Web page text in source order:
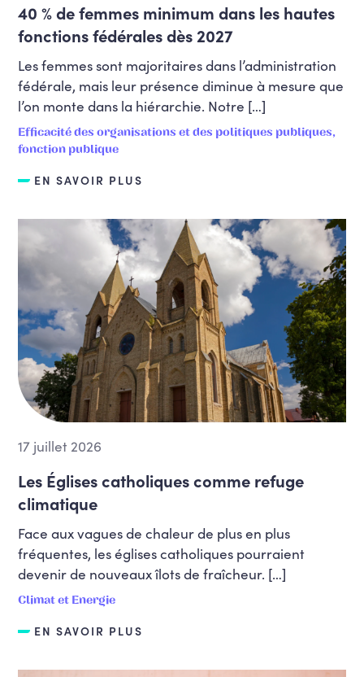
Fiscalité et pouvoir d'achat
FWB
Innovation et digitalisation
Jeunesse
Justice, médiation et aide à la jeunesse
Logement
Médias
Mobilité et travaux publics
Numérique et intelligence artificielle
Pensions
Podcast
Pouvoirs locaux
Relations Internationales et
coopération
Santé, bien-être, qualité de vie,
alimentation
Situation de handicap
Vie associative
Vivre ensemble et diversité
Vivre ensemble, inclusion, égalité des
chances et lutte contre les
discriminations
40 % de femmes minimum dans les hautes
fonctions fédérales dès 2027
Les femmes sont majoritaires dans l’administration
fédérale, mais leur présence diminue à mesure que
l’on monte dans la hiérarchie. Notre […]
Efficacité des organisations et des politiques publiques,
fonction publique
EN SAVOIR PLUS
17 juillet 2026
Les Églises catholiques comme refuge
climatique
Face aux vagues de chaleur de plus en plus
fréquentes, les églises catholiques pourraient
devenir de nouveaux îlots de fraîcheur. […]
Climat et Energie
EN SAVOIR PLUS